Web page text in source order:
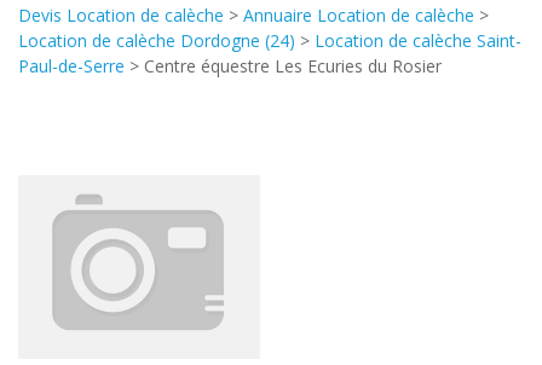
Devis Location de calèche > Annuaire Location de calèche >
Location de calèche Dordogne (24) > Location de calèche Saint-
Paul-de-Serre > Centre équestre Les Ecuries du Rosier